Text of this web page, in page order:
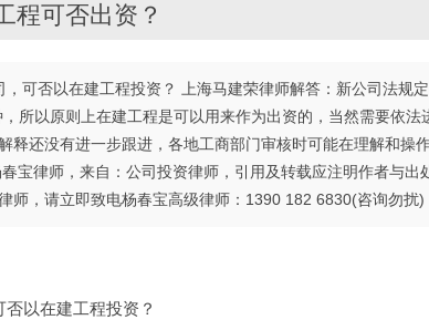
程可否出资？
可否以在建工程投资？ 上海马建荣律师解答：新公司法规定
所以原则上在建工程是可以用来作为出资的，当然需要依法
释还没有进一步跟进，各地工商部门审核时可能在理解和操
宝律师，来自：公司投资律师，引用及转载应注明作者与出
师，请立即致电杨春宝高级律师：1390 182 6830(咨询勿扰)
以在建工程投资？